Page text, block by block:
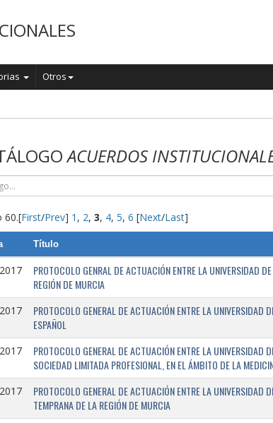
Otros
ACUERDOS
60.[First/Prev] 1 , 2, 3, 4, 5, 6 [Next/Last]
Título
PROTOCOLO GENRAL DE ACTUACIÓN ENTRE LA UNIVERSIDAD
REGIÓN DE MURCIA
PROTOCOLO GENERAL DE ACTUACIÓN ENTRE LA UNIVERSIDAD
ESPAÑOL
PROTOCOLO GENERAL DE ACTUACIÓN ENTRE LA UNIVERSIDAD
SOCIEDAD LIMITADA PROFESIONAL, EN EL ÁMBITO DE LA
PROTOCOLO GENERAL DE ACTUACIÓN ENTRE LA UNIVERSIDAD
TEMPRANA DE LA REGIÓN DE MURCIA